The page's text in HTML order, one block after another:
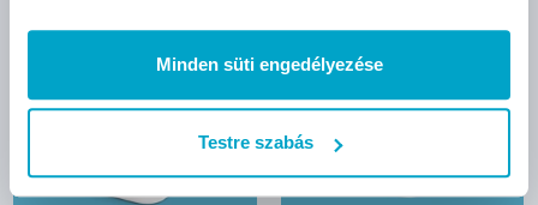
Minden süti engedélyezése
Testre szabás